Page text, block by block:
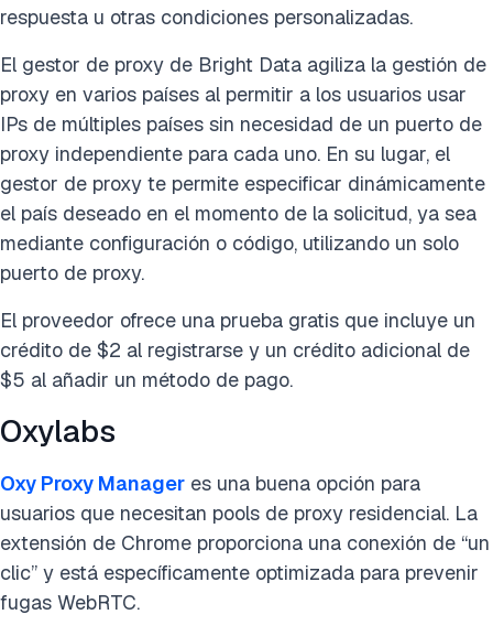
respuesta u otras condiciones personalizadas.
El gestor de proxy de Bright Data agiliza la gestión de
proxy en varios países al permitir a los usuarios usar
IPs de múltiples países sin necesidad de un puerto de
proxy independiente para cada uno. En su lugar, el
gestor de proxy te permite especificar dinámicamente
el país deseado en el momento de la solicitud, ya sea
mediante configuración o código, utilizando un solo
puerto de proxy.
El proveedor ofrece una prueba gratis que incluye un
crédito de $2 al registrarse y un crédito adicional de
$5 al añadir un método de pago.
Oxylabs
Oxy Proxy Manager es una buena opción para
usuarios que necesitan pools de proxy residencial. La
extensión de Chrome proporciona una conexión de “un
clic” y está específicamente optimizada para prevenir
fugas WebRTC.